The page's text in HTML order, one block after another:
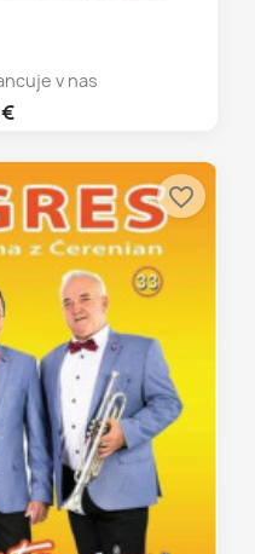
v nas
favorite_border